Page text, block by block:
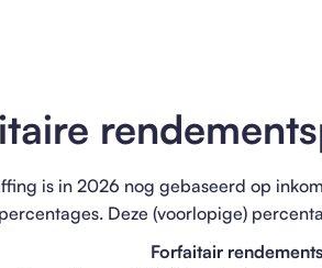
is in 2026 nog gebaseerd op
Deze (voorlopige)
Forfaitair